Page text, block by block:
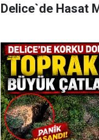
Delice`de Hasat